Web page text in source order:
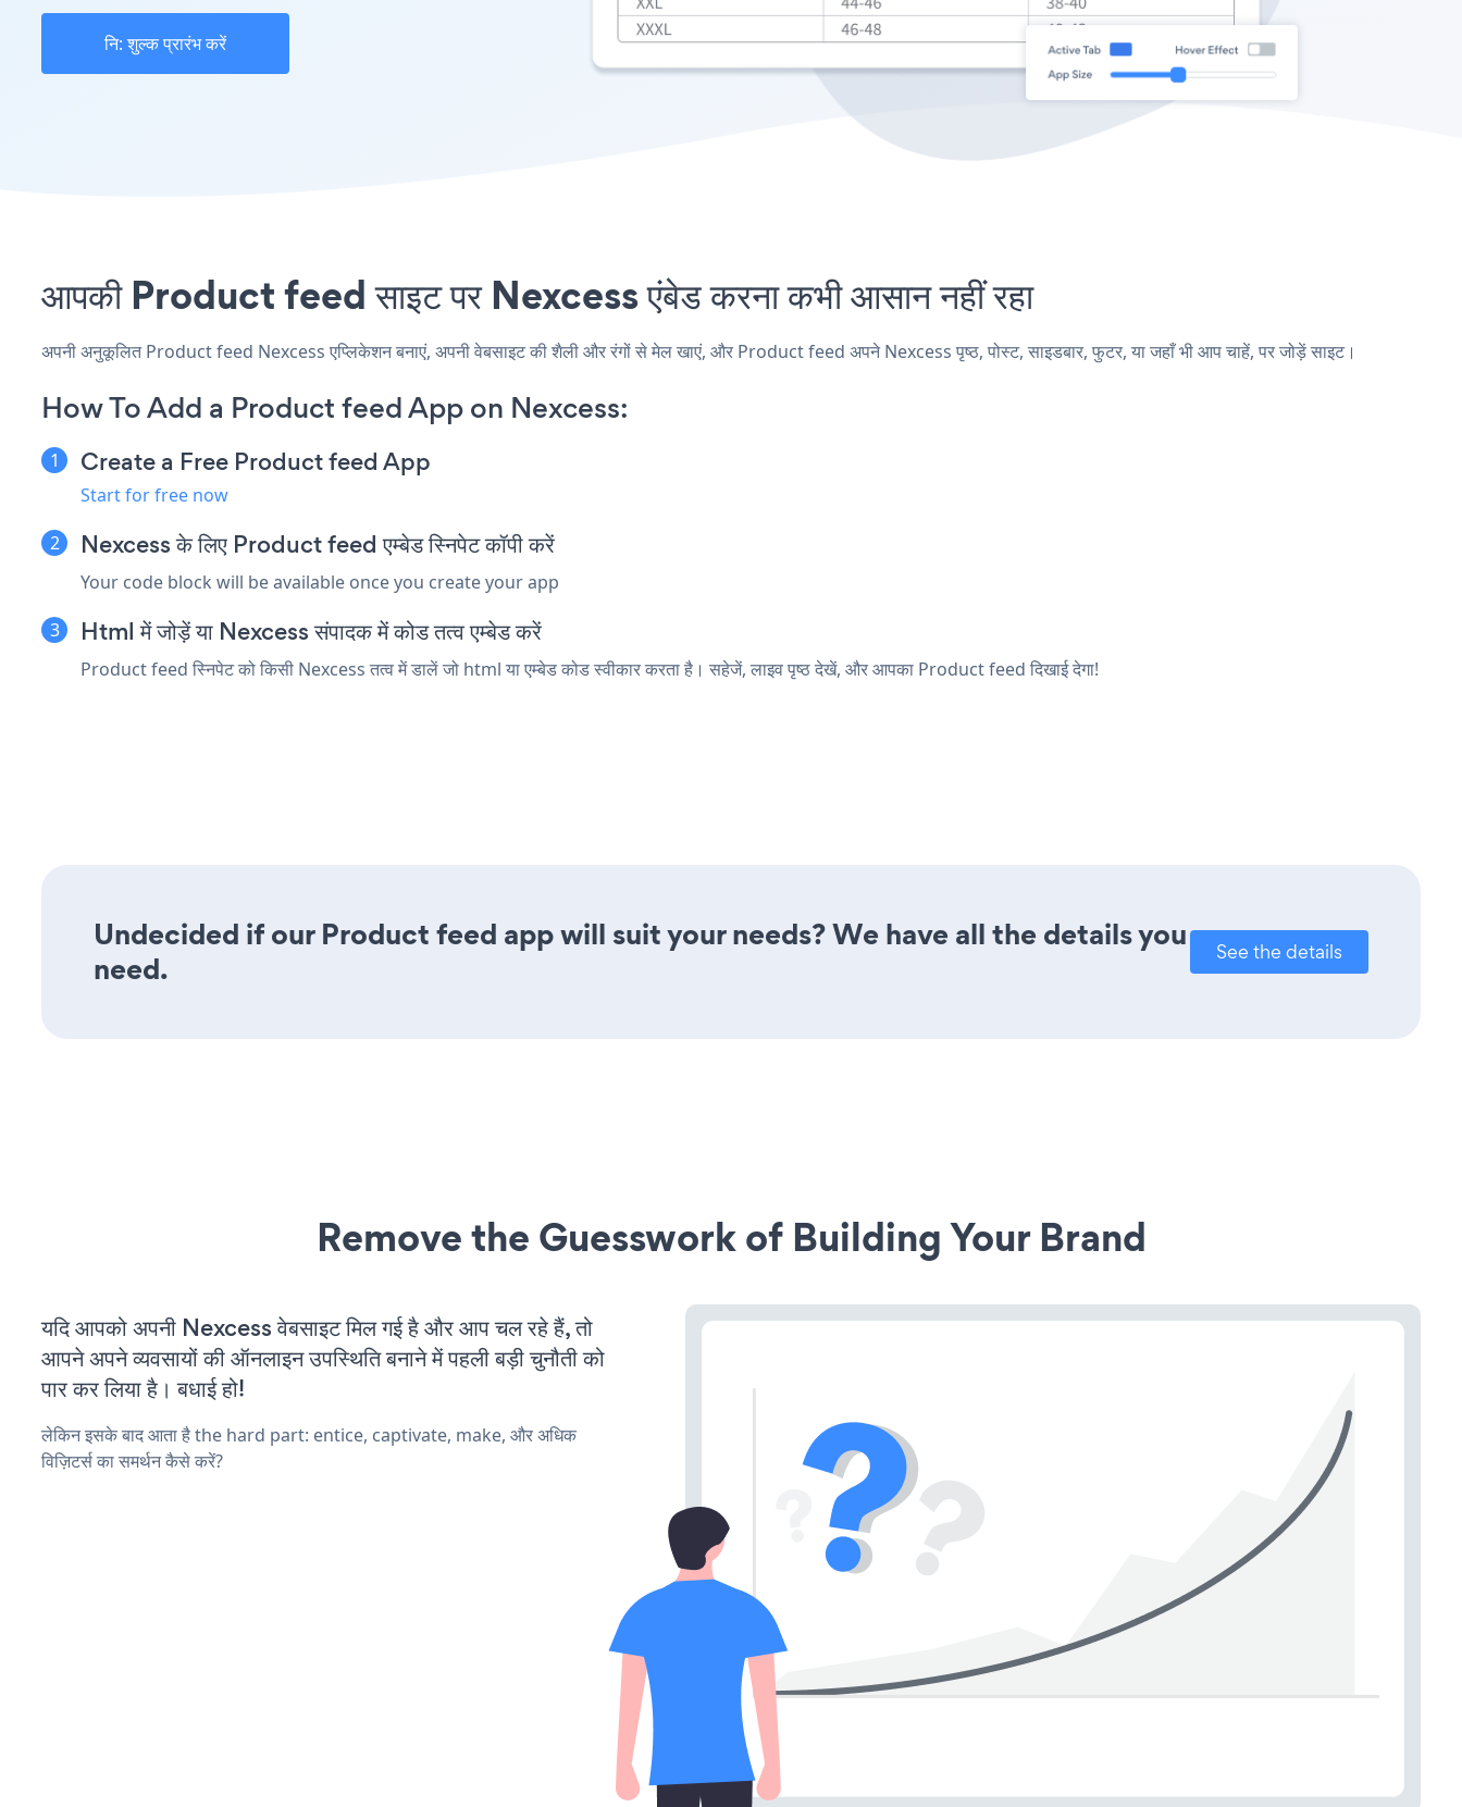
नि: शुल्क प्रारंभ करें
आपकी Product feed साइट पर Nexcess एंबेड करना कभी आसान नहीं रहा
अपनी अनुकूलित Product feed Nexcess एप्लिकेशन बनाएं, अपनी वेबसाइट की शैली और रंगों से मेल खाएं, और Product feed अपने Nexcess पृष्ठ, पोस्ट, साइडबार, फुटर, या जहाँ भी आप चाहें, पर जोड़ें साइट।
How To Add a Product feed App on Nexcess:
Create a Free Product feed App
Start for free now
Nexcess के लिए Product feed एम्बेड स्निपेट कॉपी करें
Your code block will be available once you create your app
Html में जोड़ें या Nexcess संपादक में कोड तत्व एम्बेड करें
Product feed स्निपेट को किसी Nexcess तत्व में डालें जो html या एम्बेड कोड स्वीकार करता है। सहेजें, लाइव पृष्ठ देखें, और आपका Product feed दिखाई देगा!
Undecided if our Product feed app will suit your needs? We have all the details you
need.
See the details
Remove the Guesswork of Building Your Brand
यदि आपको अपनी Nexcess वेबसाइट मिल गई है और आप चल रहे हैं, तो
आपने अपने व्यवसायों की ऑनलाइन उपस्थिति बनाने में पहली बड़ी चुनौती को
पार कर लिया है। बधाई हो!
लेकिन इसके बाद आता है the hard part: entice, captivate, make, और अधिक
विज़िटर्स का समर्थन कैसे करें?